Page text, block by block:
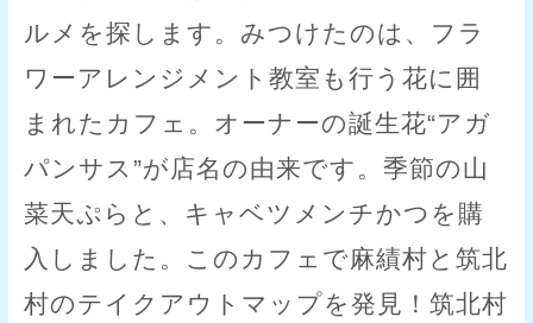
ルメを探します。みつけたのは、フラ
ワーアレンジメント教室も行う花に囲
まれたカフェ。オーナーの誕生花“アガ
パンサス”が店名の由来です。季節の山
菜天ぷらと、キャベツメンチかつを購
入しました。このカフェで麻績村と筑北
村のテイクアウトマップを発見！筑北村